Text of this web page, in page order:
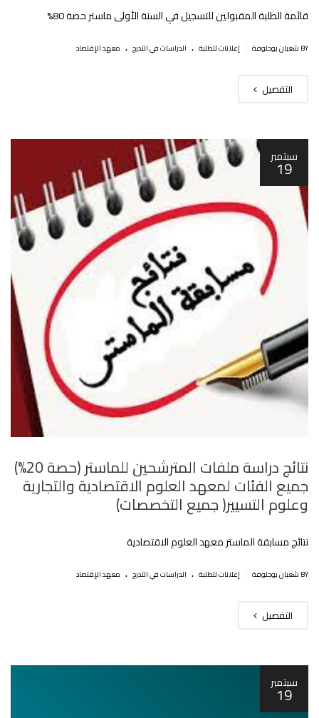
قائمة الطلبة المقبولين للتسجيل في السنة الأولى ماستر حصة 80%
BY شعبان بوحلوفة إعلانات للطلبة . الدراسات في التدرج . معهد الإقتصاد
التفصيل
سبتمبر
19
نتائج دراسة ملفات المترشحين للماستر (حصة 20%)
جميع الفئات لمعهد العلوم الاقتصادية والتجارية
وعلوم التسيير( جميع التخصصات)
نتائج مسابقة الماستر معهد العلوم الاقتصادية
BY شعبان بوحلوفة إعلانات للطلبة . الدراسات في التدرج . معهد الإقتصاد
التفصيل
سبتمبر
19